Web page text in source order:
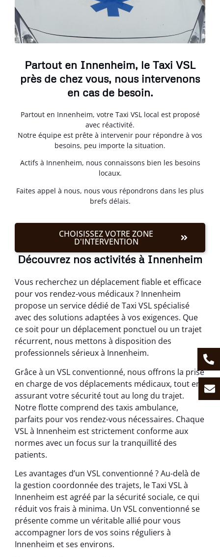
Partout en Innenheim, le Taxi VSL
près de chez vous, nous intervenons
en cas de besoin.
Partout en Innenheim, votre Taxi VSL local est proposé
avec réactivité.
Notre équipe est prête à intervenir pour répondre à vos
besoins, peu importe la situation.
Actifs à Innenheim, nous connaissons bien les besoins
locaux.
Faites appel à nous, nous vous répondrons dans les plus
brefs délais.
CHOISISSEZ VOTRE ZONE
D'INTERVENTION
Découvrez nos activités à Innenheim
Vous recherchez un déplacement fiable et efficace
pour vos rendez-vous médicaux ? Innenheim
propose un service dédié de Taxi VSL spécialisé
avec des solutions adaptées à vos exigences. Que
ce soit pour un déplacement ponctuel ou un trajet
récurrent, nous mettons à disposition des
professionnels sérieux à Innenheim.
Grâce à un VSL conventionné, nous offrons la prise
en charge de vos déplacements médicaux, tout en
assurant votre sécurité tout au long du trajet.
Notre flotte comprend des taxis ambulance,
parfaits pour vos rendez-vous nécessaires. Chaque
VSL à Innenheim est strictement conforme aux
normes avec un focus sur la tranquillité des
patients.
Les avantages d’un VSL conventionné ? Au-delà de
la gestion coordonnée des trajets, le Taxi VSL à
Innenheim est agréé par la sécurité sociale, ce qui
réduit vos frais à minima. Un VSL conventionné se
présente comme un véritable allié pour vous
accompagner lors de vos soins réguliers à
Innenheim et ses environs.